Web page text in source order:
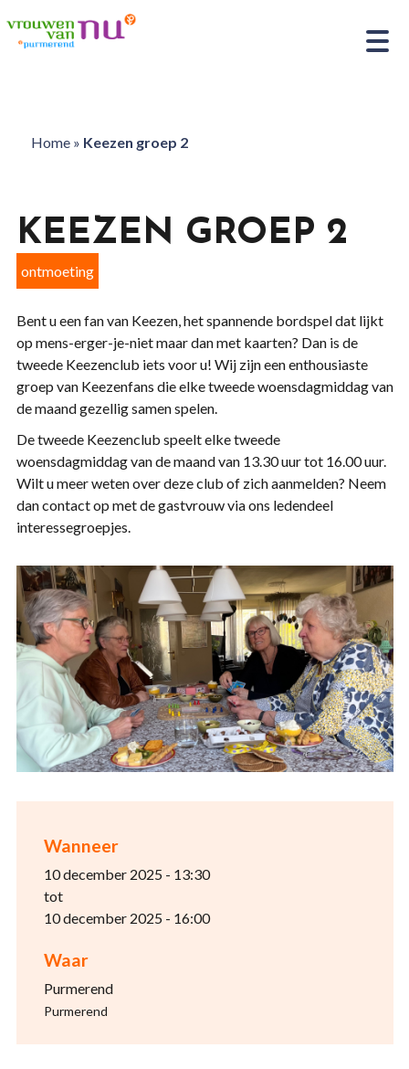
Home» Keezen groep 2
Wanneer
10 december 2025 - 13:30
tot
10 december 2025 - 16:00
Waar
Purmerend
Purmerend
KEEZEN GROEP 2
ontmoeting
Bent u een fan van Keezen, het spannende bordspel dat lijkt
op mens-erger-je-niet maar dan met kaarten? Dan is de
tweede Keezenclub iets voor u! Wij zijn een enthousiaste
groep van Keezenfans die elke tweede woensdagmiddag van
de maand gezellig samen spelen.
De tweede Keezenclub speelt elke tweede
woensdagmiddag van de maand van 13.30 uur tot 16.00 uur.
Wilt u meer weten over deze club of zich aanmelden? Neem
dan contact op met de gastvrouw via ons ledendeel
interessegroepjes.